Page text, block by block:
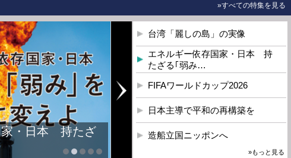
»すべての特集を見る
家・日本 持たざ
台湾「麗しの島」の実像
エネルギー依存国家・日本 持
たざる｢弱み…
FIFAワールドカップ2026
日本主導で平和の再構築を
造船立国ニッポンへ
»もっと見る